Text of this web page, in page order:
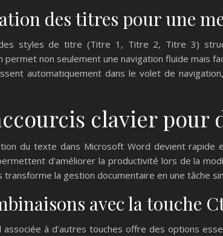
des titres pour une
des styles de titre (Titre 1, Titre 2, Titre 3)
permet non seulement une navigation fluide mais
automatiquement dans le volet de
clavier pour
du texte dans Microsoft Word devient rapide
d'améliorer la productivité lors de la
transforme la gestion documentaire en une tâche
avec la touche
associée à d'autres touches offre des options